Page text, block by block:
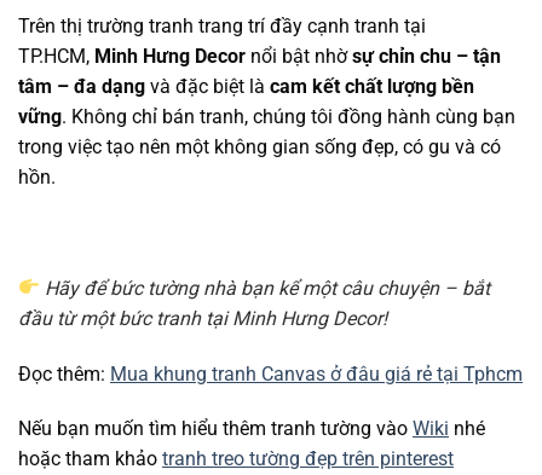
Trên thị trường tranh trang trí đầy cạnh tranh tại
TP.HCM, Minh Hưng Decor nổi bật nhờsự chỉn chu – tận
tâm – đa dạng và đặc biệt là cam kết chất lượng bền
vững. Không chỉ bán tranh, chúng tôi đồng hành cùng bạn
trong việc tạo nên một không gian sống đẹp, có gu và có
hồn.
Hãy để bức tường nhà bạn kể một câu chuyện – bắt
đầu từ một bức tranh tại Minh Hưng Decor!
Đọc thêm: Mua khung tranh Canvas ở đâu giá rẻ tại Tphcm
Nếu bạn muốn tìm hiểu thêm tranh tường vào Wiki nhé
hoặc tham khảo tranh treo tường đẹp trên pinterest